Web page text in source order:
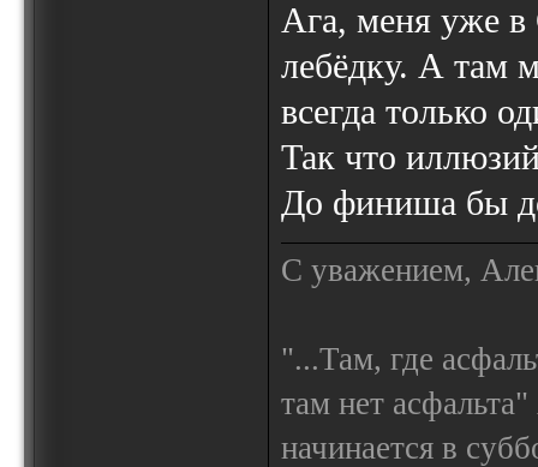
Ага, меня уже в
лебёдку. А там
всегда только
Так что
До финиша бы
С уважением,
"...Там, где
там нет
начинается в